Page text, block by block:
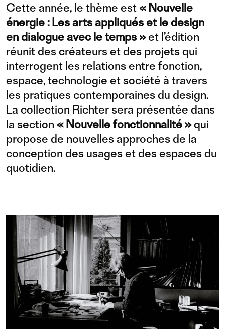
Cette année, le thème est « Nouvelle
énergie : Les arts appliqués et le design
en dialogue avec le temps »et l’édition
réunit des créateurs et des projets qui
interrogent les relations entre fonction,
espace, technologie et société à travers
les pratiques contemporaines du design.
La collection Richter sera présentée dans
la section « Nouvelle fonctionnalité »qui
propose de nouvelles approches de la
conception des usages et des espaces du
quotidien.